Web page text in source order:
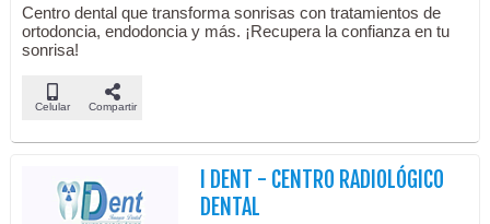
Centro dental que transforma sonrisas con tratamientos de
ortodoncia, endodoncia y más. ¡Recupera la confianza en tu
sonrisa!
Celular Compartir
I DENT - CENTRO RADIOLÓGICO
DENTAL